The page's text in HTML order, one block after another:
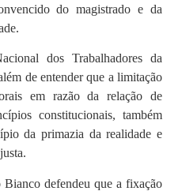
do magistrado e da
dos Trabalhadores da
de entender que a limitação
em razão da relação de
constitucionais, também
da primazia da realidade e
defendeu que a fixação